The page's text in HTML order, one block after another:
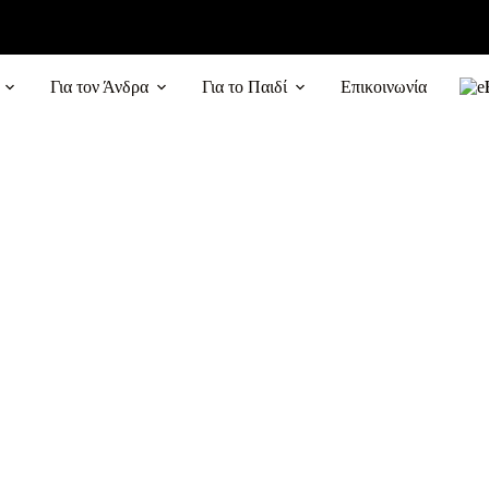
Για τον Άνδρα Για το Παιδί Επικοινωνία